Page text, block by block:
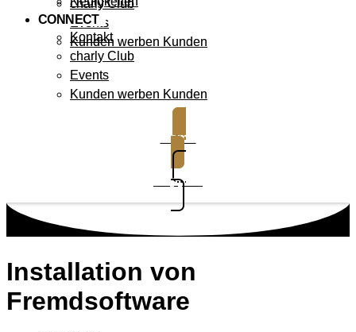
charly Club
Events
Kunden werben Kunden
CONNECT
Kontakt
charly Club
Events
Kunden werben Kunden
Demo
Support
Installation von
Fremdsoftware